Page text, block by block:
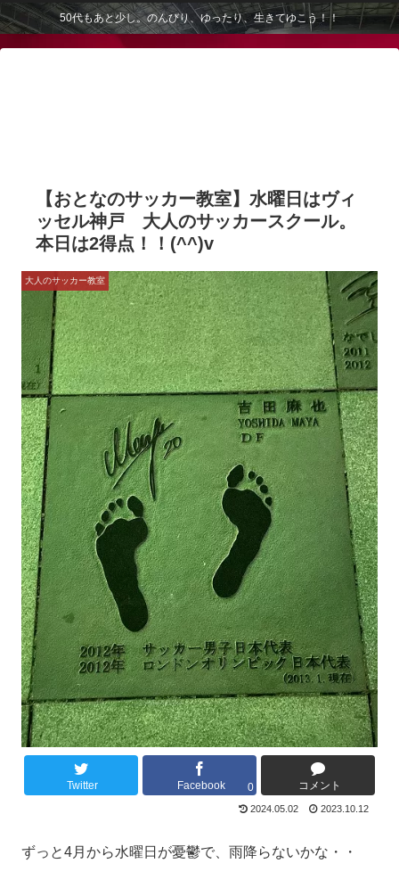
50代もあと少し。のんびり、ゆったり、生きてゆこう！！
【おとなのサッカー教室】水曜日はヴィ
ッセル神戸 大人のサッカースクール。
本日は2得点！！(^^)v
大人のサッカー教室
Twitter Facebook 0 コメント
2024.05.02 2023.10.12
ずっと4月から水曜日が憂鬱で、雨降らないかな・・